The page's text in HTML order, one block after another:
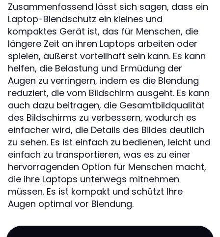
Zusammenfassend lässt sich sagen, dass ein
Laptop-Blendschutz ein kleines und
kompaktes Gerät ist, das für Menschen, die
längere Zeit an ihren Laptops arbeiten oder
spielen, äußerst vorteilhaft sein kann. Es kann
helfen, die Belastung und Ermüdung der
Augen zu verringern, indem es die Blendung
reduziert, die vom Bildschirm ausgeht. Es kann
auch dazu beitragen, die Gesamtbildqualität
des Bildschirms zu verbessern, wodurch es
einfacher wird, die Details des Bildes deutlich
zu sehen. Es ist einfach zu bedienen, leicht und
einfach zu transportieren, was es zu einer
hervorragenden Option für Menschen macht,
die ihre Laptops unterwegs mitnehmen
müssen. Es ist kompakt und schützt Ihre
Augen optimal vor Blendung.